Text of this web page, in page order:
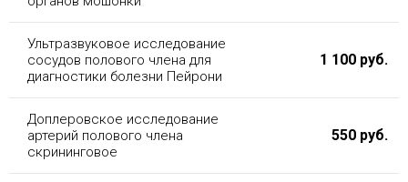
Ультразвуковое исследование
сосудов полового члена для
диагностики болезни Пейрони
1 100 руб.
Доплеровское исследование
артерий полового члена
скрининговое
550 руб.